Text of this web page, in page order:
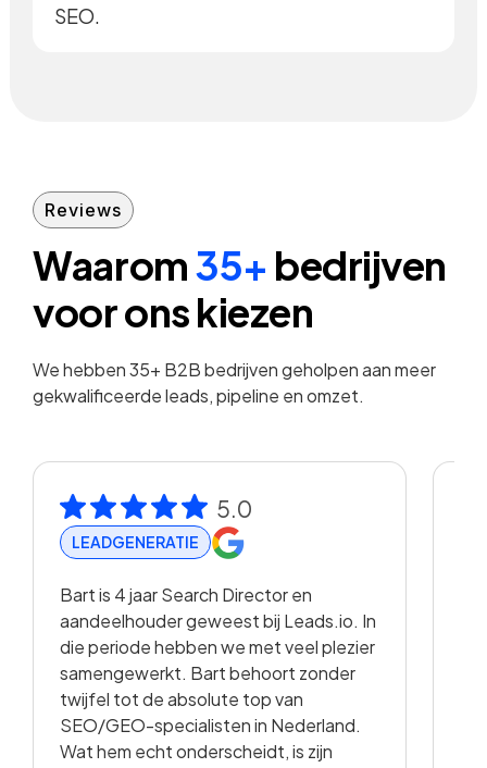
SEO.
Reviews
Waarom35+ bedrijven
voor ons kiezen
We hebben 35+ B2B bedrijven geholpen aan meer
gekwalificeerde leads, pipeline en omzet.
5.0
LEADGENERATIE
Bart is 4 jaar Search Director en
aandeelhouder geweest bij Leads.io. In
die periode hebben we met veel plezier
samengewerkt. Bart behoort zonder
twijfel tot de absolute top van
SEO/GEO-specialisten in Nederland.
Wat hem echt onderscheidt, is zijn